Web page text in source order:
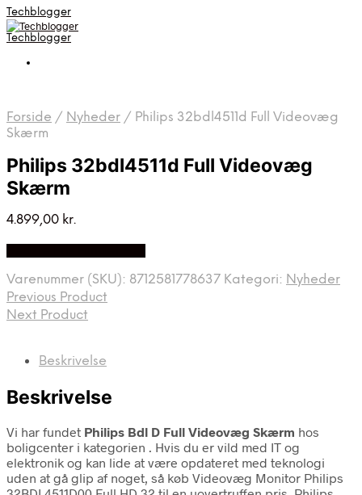
Techblogger
Techblogger
Forside / Nyheder / Philips 32bdl4511d Full Videovæg
Skærm
Philips 32bdl4511d Full Videovæg
Skærm
4.899,00 kr.
Varenummer (SKU): 8712581778637 Kategori: Nyheder
Previous Product
Next Product
Beskrivelse
Beskrivelse
Vi har fundet Philips Bdl D Full Videovæg Skærm hos
boligcenter i kategorien . Hvis du er vild med IT og
elektronik og kan lide at være opdateret med teknologi
uden at gå glip af noget, så køb Videovæg Monitor Philips